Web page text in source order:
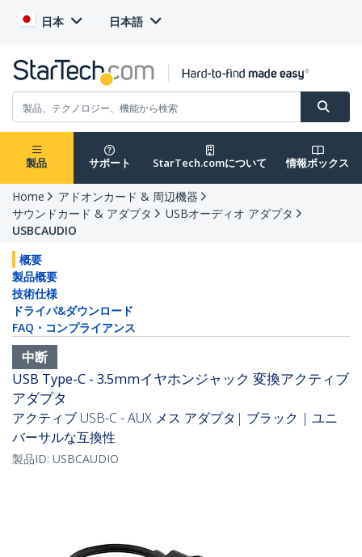
日本 日本語
製品 サポート StarTech.comについて 情報ボックス
Home
アドオンカード & 周辺機器
サウンドカード & アダプタ
USBオーディオ アダプタ
USBCAUDIO
概要
製品概要
技術仕様
ドライバ&ダウンロード
FAQ・コンプライアンス
中断
USB Type-C - 3.5mmイヤホンジャック 変換アクティブ
アダプタ
アクティブ USB-C - AUX メス アダプタ| ブラック | ユニ
バーサルな互換性
製品ID: USBCAUDIO